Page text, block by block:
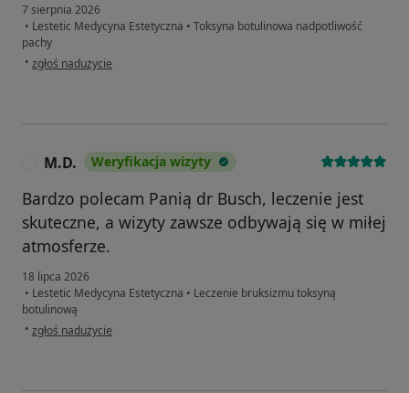
7 sierpnia 2026
• Lestetic Medycyna Estetyczna • Toksyna botulinowa nadpotliwość
pachy
• w opinii użytkownika SJ
zgłoś nadużycie
M.D. Weryfikacja wizyty
Bardzo polecam Panią dr Busch, leczenie jest
skuteczne, a wizyty zawsze odbywają się w miłej
atmosferze.
18 lipca 2026
• Lestetic Medycyna Estetyczna • Leczenie bruksizmu toksyną
botulinową
• w opinii użytkownika M.D.
zgłoś nadużycie